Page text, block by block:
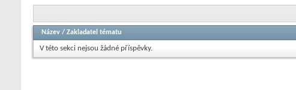
Název / Zakladatel tématu
V této sekci nejsou žádné příspěvky.